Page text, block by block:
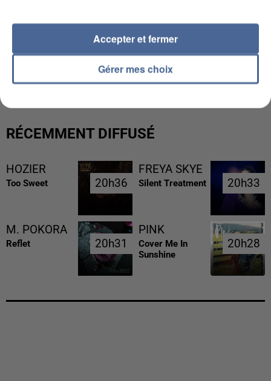
L’UN DES FONDATEURS SUPPOSÉS DE LA DZ
MAFIA INTERPELLÉ EN ALGÉRIE
RÉCEMMENT DIFFUSÉ
HOZIER
Too Sweet 20h36
20h36
FREYA SKYE
Silent Treatment 20h33
20h33
M. POKORA
Reflet 20h31
20h31
PINK
Cover Me In
Sunshine
20h28
20h28
Gérer mes choix
Accepter et fermer